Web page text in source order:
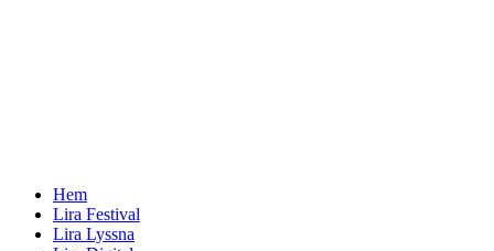
Hem
Lira Festival
Lira Lyssna